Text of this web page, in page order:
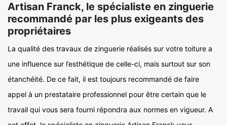
Artisan Franck, le spécialiste en zinguerie
recommandé par les plus exigeants des
propriétaires
La qualité des travaux de zinguerie réalisés sur votre toiture a
une influence sur l’esthétique de celle-ci, mais surtout sur son
étanchéité. De ce fait, il est toujours recommandé de faire
appel à un prestataire professionnel pour être certain que le
travail qui vous sera fourni répondra aux normes en vigueur. A